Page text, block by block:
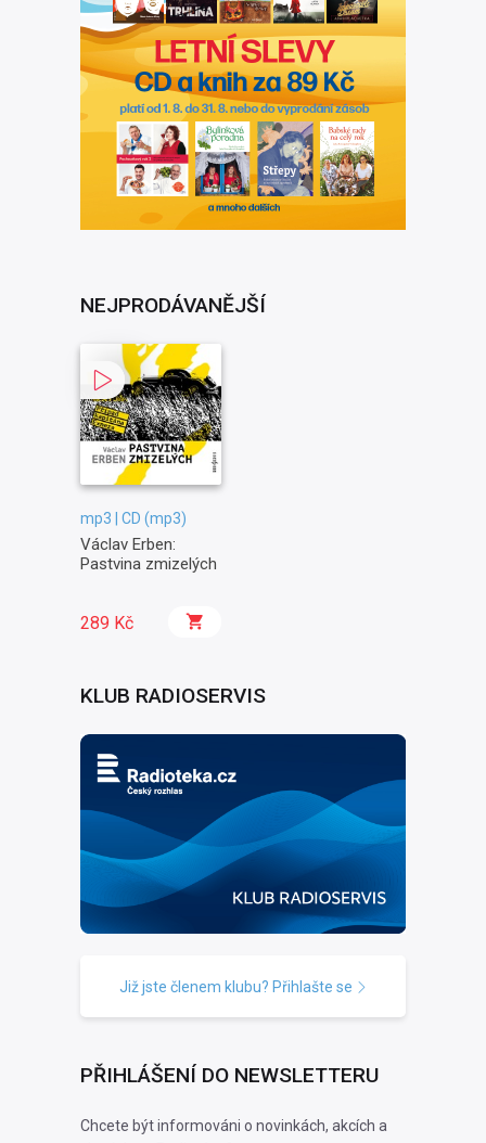
NEJPRODÁVANĚJŠÍ
mp3 | CD (mp3)
Václav Erben:
Pastvina zmizelých
289 Kč
KLUB RADIOSERVIS
Již jste členem klubu? Přihlašte se
PŘIHLÁŠENÍ DO NEWSLETTERU
Chcete být informováni o novinkách, akcích a